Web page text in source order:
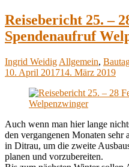
Reisebericht 25. –
Spendenaufruf
Ingrid Weidig Allgemein,
10. April 201714. März 2019
Auch wenn man hier lange
den vergangenen Monaten
in Ditrau, um die zweite
planen und vorzubereiten.